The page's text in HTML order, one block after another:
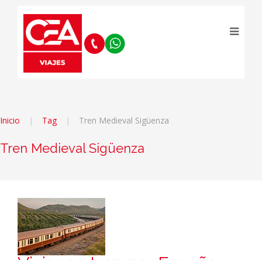
Inicio Tag Tren Medieval Sigüenza
Tren Medieval Sigüenza